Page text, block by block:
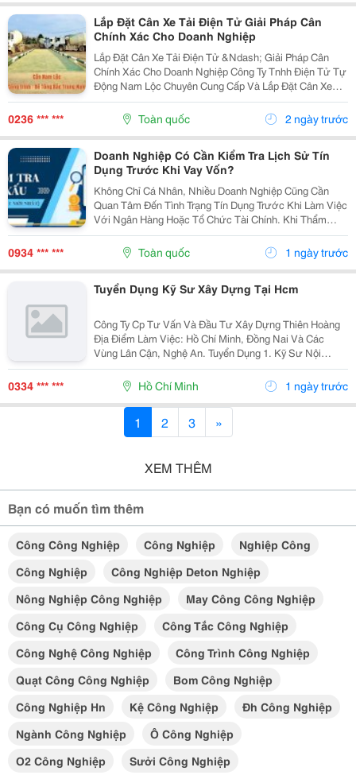
Lắp Đặt Cân Xe Tải Điện Tử Giải Pháp Cân
Chính Xác Cho Doanh Nghiệp
Lắp Đặt Cân Xe Tải Điện Tử &Ndash; Giải Pháp Cân
Chính Xác Cho Doanh Nghiệp Công Ty Tnhh Điện Tử Tự
Động Nam Lộc Chuyên Cung Cấp Và Lắp Đặt Cân Xe
Tải Điện Tử Từ 20 Tấn Đến 150 Tấn, Phù Hợp Cho Nhà
Máy, Trạm Bê Tông, Mỏ Đá, Cảng Và Khu Công
Nghiệp....
0236 *** *** Toàn quốc 2 ngày trước
Doanh Nghiệp Có Cần Kiểm Tra Lịch Sử Tín
Dụng Trước Khi Vay Vốn?
Không Chỉ Cá Nhân, Nhiều Doanh Nghiệp Cũng Cần
Quan Tâm Đến Tình Trạng Tín Dụng Trước Khi Làm Việc
Với Ngân Hàng Hoặc Tổ Chức Tài Chính. Khi Thẩm
Định Hồ Sơ Vay Vốn, Ngoài Báo Cáo Tài Chính Và Tài
Sản Bảo Đảm, Ngân Hàng Còn Xem Xét Lịch Sử Tín
Dụng...
0934 *** *** Toàn quốc 1 ngày trước
Tuyển Dụng Kỹ Sư Xây Dựng Tại Hcm
Công Ty Cp Tư Vấn Và Đầu Tư Xây Dựng Thiên Hoàng
Địa Điểm Làm Việc: Hồ Chí Minh, Đồng Nai Và Các
Vùng Lân Cận, Nghệ An. Tuyển Dụng 1. Kỹ Sư Nội
Nghiệp Công Trình Giao Thông, Cầu Đường : 06 2. Kỹ
Sư Hiện Trường Công Trình Giao Thông, Cầu...
0334 *** *** Hồ Chí Minh 1 ngày trước
1 2 3 »
XEM THÊM
Bạn có muốn tìm thêm
Công Công Nghiệp Công Nghiệp
Nghiệp Công
Công Nghiệp
Công Nghiệp Deton Nghiệp
Nông Nghiệp Công Nghiệp
May Công Công Nghiệp
Công Cụ Công Nghiệp
Công Tắc Công Nghiệp
Công Nghệ Công Nghiệp
Công Trình Công Nghiệp
Quạt Công Công Nghiệp
Bom Công Nghiệp
Công Nghiệp Hn
Kệ Công Nghiệp
Đh Công Nghiệp
Ngành Công Nghiệp
Ô Công Nghiệp
O2 Công Nghiệp
Sưởi Công Nghiệp